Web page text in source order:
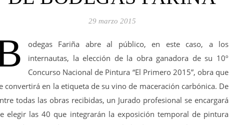
29 marzo 2015
odegas Fariña abre al público, en este caso, a los
internautas, la elección de la obra ganadora de su 10º
Concurso Nacional de Pintura “El Primero 2015”, obra que
convertirá en la etiqueta de su vino de maceración carbónica. De
todas las obras recibidas, un Jurado profesional se encargará
elegir las 40 que integrarán la exposición temporal de pintura